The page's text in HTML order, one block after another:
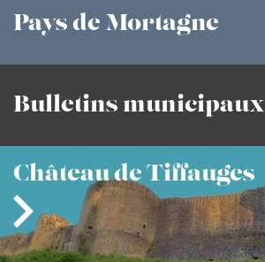
Pays de Mortagne
Bulletins municipaux
Châteaude Tiffauges